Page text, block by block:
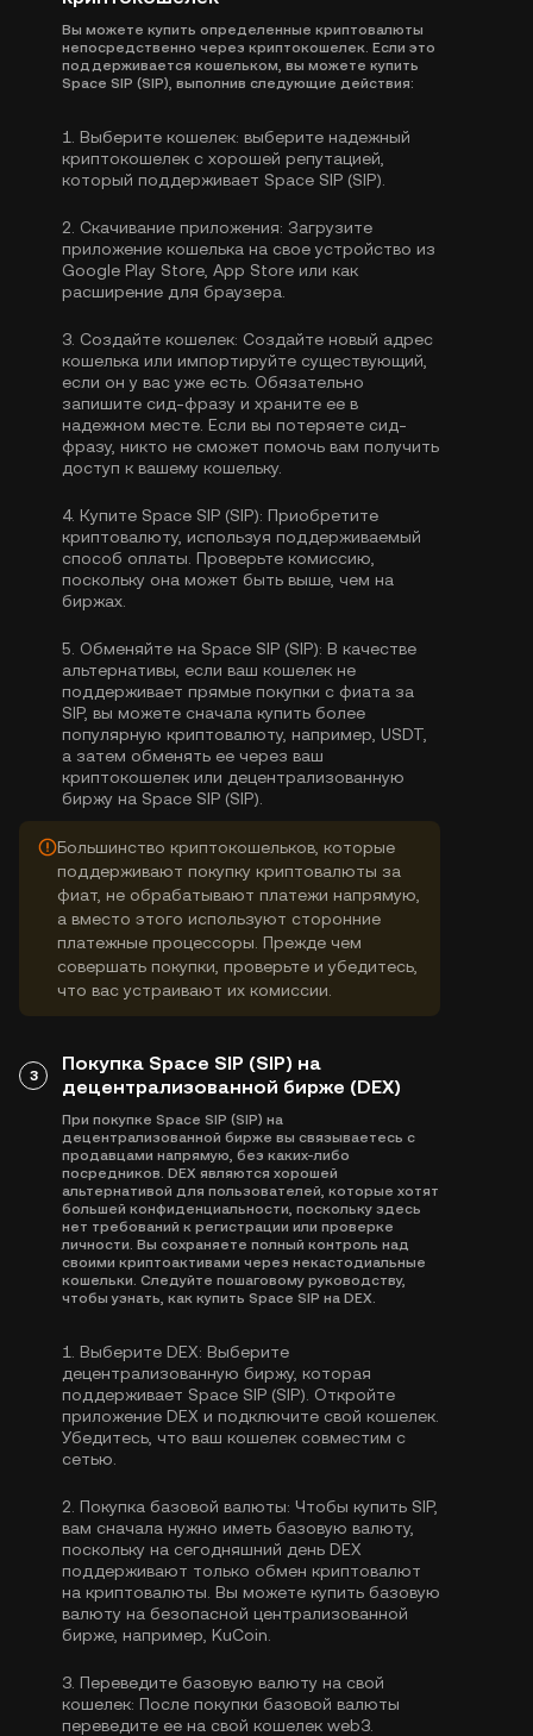
Вы можете купить определенные криптовалюты
непосредственно через криптокошелек. Если это
поддерживается кошельком, вы можете купить
Space SIP (SIP), выполнив следующие действия:
1. Выберите кошелек: выберите надежный
криптокошелек с хорошей репутацией,
который поддерживает Space SIP (SIP).
2. Скачивание приложения: Загрузите
приложение кошелька на свое устройство из
Google Play Store, App Store или как
расширение для браузера.
3. Создайте кошелек: Создайте новый адрес
кошелька или импортируйте существующий,
если он у вас уже есть. Обязательно
запишите сид-фразу и храните ее в
надежном месте. Если вы потеряете сид-
фразу, никто не сможет помочь вам получить
доступ к вашему кошельку.
4. Купите Space SIP (SIP): Приобретите
криптовалюту, используя поддерживаемый
способ оплаты. Проверьте комиссию,
поскольку она может быть выше, чем на
биржах.
5. Обменяйте на Space SIP (SIP): В качестве
альтернативы, если ваш кошелек не
поддерживает прямые покупки с фиата за
SIP, вы можете сначала купить более
популярную криптовалюту, например, USDT,
а затем обменять ее через ваш
криптокошелек или децентрализованную
биржу на Space SIP (SIP).
Большинство криптокошельков, которые
поддерживают покупку криптовалюты за
фиат, не обрабатывают платежи напрямую,
а вместо этого используют сторонние
платежные процессоры. Прежде чем
совершать покупки, проверьте и убедитесь,
что вас устраивают их комиссии.
3
Покупка Space SIP (SIP) на
децентрализованной бирже (DEX)
При покупке Space SIP (SIP) на
децентрализованной бирже вы связываетесь с
продавцами напрямую, без каких-либо
посредников. DEX являются хорошей
альтернативой для пользователей, которые хотят
большей конфиденциальности, поскольку здесь
нет требований к регистрации или проверке
личности. Вы сохраняете полный контроль над
своими криптоактивами через некастодиальные
кошельки. Следуйте пошаговому руководству,
чтобы узнать, как купить Space SIP на DEX.
1. Выберите DEX: Выберите
децентрализованную биржу, которая
поддерживает Space SIP (SIP). Откройте
приложение DEX и подключите свой кошелек.
Убедитесь, что ваш кошелек совместим с
сетью.
2. Покупка базовой валюты: Чтобы купить SIP,
вам сначала нужно иметь базовую валюту,
поскольку на сегодняшний день DEX
поддерживают только обмен криптовалют
на криптовалюты. Вы можете купить базовую
валюту на безопасной централизованной
бирже, например, KuCoin.
3. Переведите базовую валюту на свой
кошелек: После покупки базовой валюты
переведите ее на свой кошелек web3.